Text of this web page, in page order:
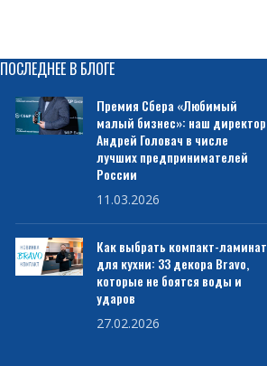
ПОСЛЕДНЕЕ В БЛОГЕ
Премия Сбера «Любимый
малый бизнес»: наш директор
Андрей Головач в числе
лучших предпринимателей
России
11.03.2026
Как выбрать компакт-ламинат
для кухни: 33 декора Bravo,
которые не боятся воды и
ударов
27.02.2026